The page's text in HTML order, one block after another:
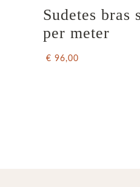
Sudetes bras
per meter
€ 96,00